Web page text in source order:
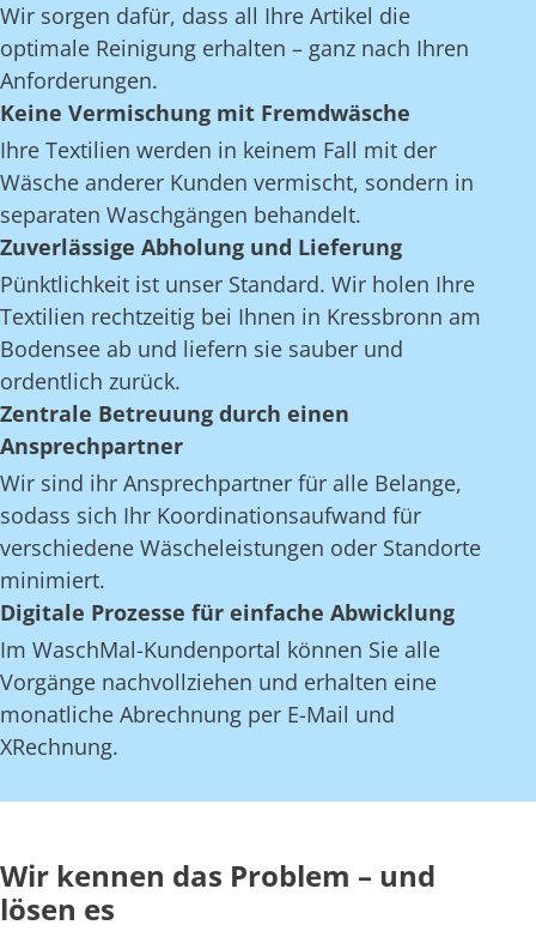
Wir sorgen dafür, dass all Ihre Artikel die
optimale Reinigung erhalten – ganz nach Ihren
Anforderungen.
Keine Vermischung mit Fremdwäsche
Ihre Textilien werden in keinem Fall mit der
Wäsche anderer Kunden vermischt, sondern in
separaten Waschgängen behandelt.
Zuverlässige Abholung und Lieferung
Pünktlichkeit ist unser Standard. Wir holen Ihre
Textilien rechtzeitig bei Ihnen in Kressbronn am
Bodensee ab und liefern sie sauber und
ordentlich zurück.
Zentrale Betreuung durch einen
Ansprechpartner
Wir sind ihr Ansprechpartner für alle Belange,
sodass sich Ihr Koordinationsaufwand für
verschiedene Wäscheleistungen oder Standorte
minimiert.
Digitale Prozesse für einfache Abwicklung
Im WaschMal-Kundenportal können Sie alle
Vorgänge nachvollziehen und erhalten eine
monatliche Abrechnung per E-Mail und
XRechnung.
Wir kennen das Problem – und
lösen es